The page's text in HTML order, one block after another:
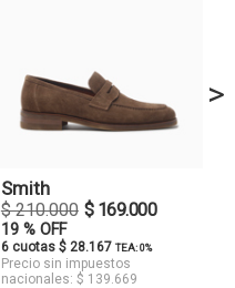
Smith
$ 210.000 $ 169.000
19 % OFF
6 cuotas $ 28.167 TEA: 0%
Precio sin impuestos
nacionales: $ 139.669
>